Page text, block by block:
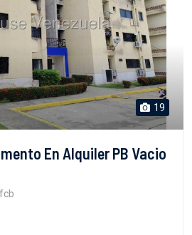
19
En Alquiler PB Vacio